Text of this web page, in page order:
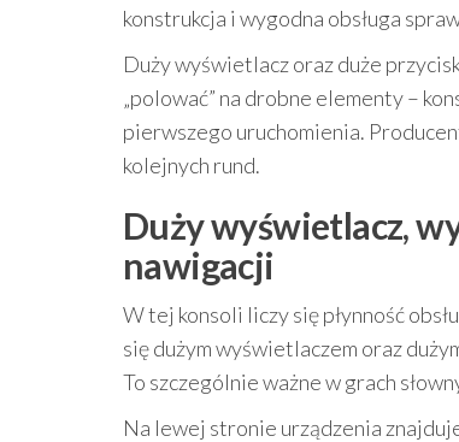
konstrukcja i wygodna obsługa
Duży wyświetlacz oraz duże
„polować” na drobne elementy –
pierwszego uruchomienia.
kolejnych rund.
Duży wyświetlacz,
nawigacji
W tej konsoli liczy się płynność
się dużym wyświetlaczem oraz
To szczególnie ważne w grach
Na lewej stronie urządzenia